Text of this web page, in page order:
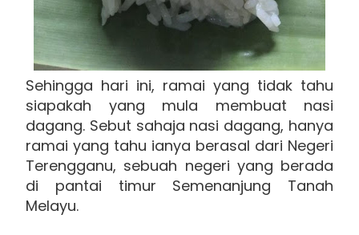
Sehingga hari ini, ramai yang tidak tahu
siapakah yang mula membuat nasi
dagang. Sebut sahaja nasi dagang, hanya
ramai yang tahu ianya berasal dari Negeri
Terengganu, sebuah negeri yang berada
di pantai timur Semenanjung Tanah
Melayu.